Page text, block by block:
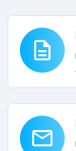
description
email